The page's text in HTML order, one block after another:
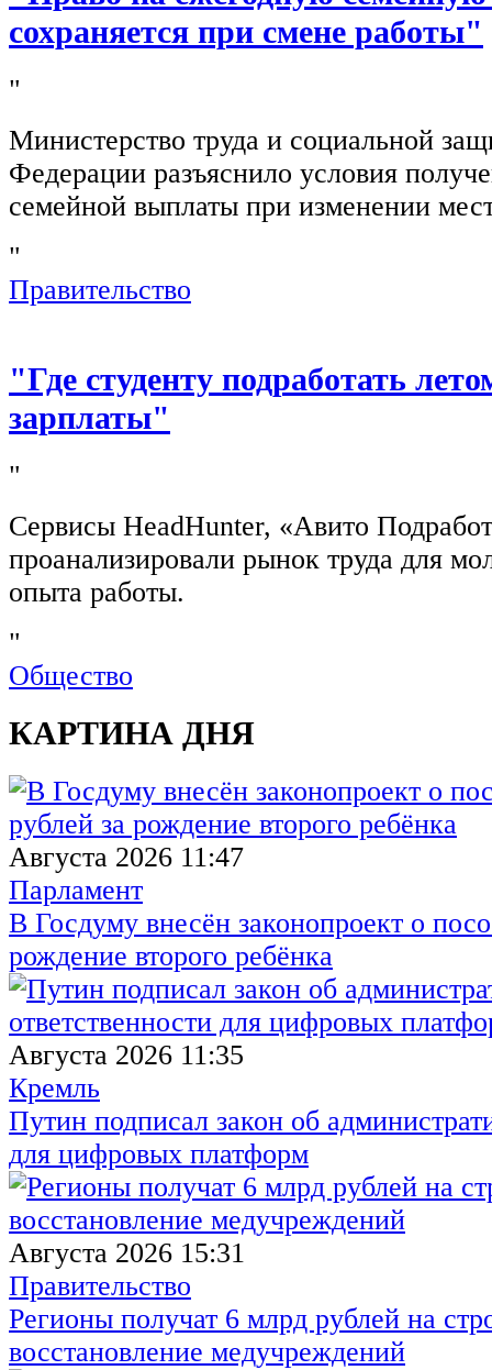
сохраняется при смене работы"
"
Министерство труда и социальной
Федерации разъяснило условия
семейной выплаты при изменении
"
Правительство
"Где студенту подработать
зарплаты"
"
Сервисы HeadHunter, «Авито
проанализировали рынок труда для
опыта работы.
"
Общество
КАРТИНА ДНЯ
Августа 2026 11:47
Парламент
В Госдуму внесён законопроект о
рождение второго ребёнка
Августа 2026 11:35
Кремль
Путин подписал закон об
для цифровых платформ
Августа 2026 15:31
Правительство
Регионы получат 6 млрд рублей на
восстановление медучреждений